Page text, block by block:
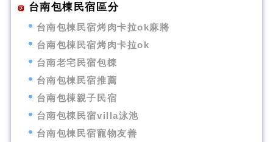
台南包棟民宿區分
台南包棟民宿烤肉卡拉ok麻將
台南包棟民宿烤肉卡拉ok
台南老宅民宿包棟
台南包棟民宿推薦
台南包棟親子民宿
台南包棟民宿villa泳池
台南包棟民宿寵物友善